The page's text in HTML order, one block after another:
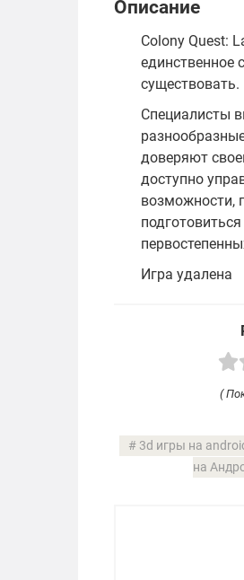
Описание
Colony Quest:
единственное
существовать.
Специалисты
доверяют
доступно
возможности,
Игра удалена
(
3d игры на
на